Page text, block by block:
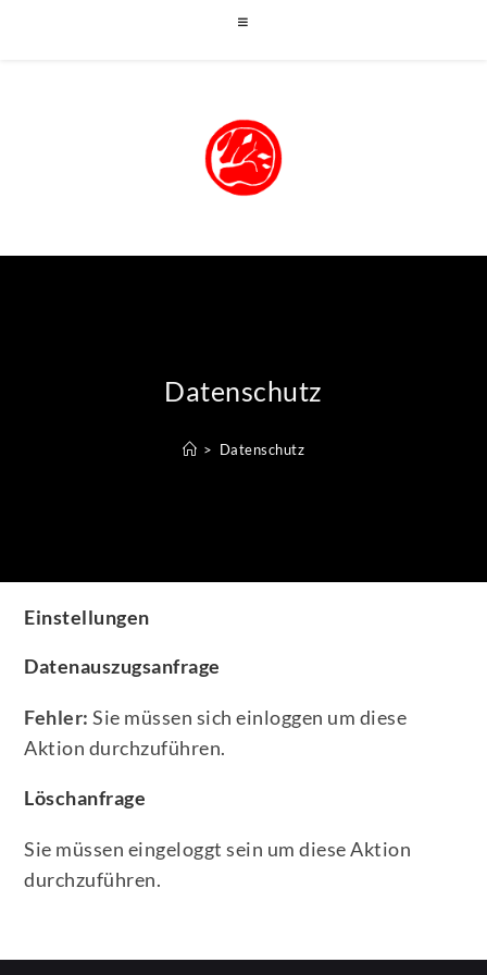
Datenschutz
> Datenschutz
Einstellungen
Datenauszugsanfrage
Fehler: Sie müssen sich einloggen um diese
Aktion durchzuführen.
Löschanfrage
Sie müssen eingeloggt sein um diese Aktion
durchzuführen.